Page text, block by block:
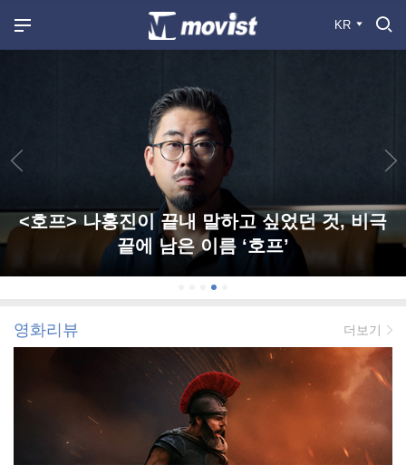
KR
<호프> 나홍진이 끝내 말하고 싶었던 것, 비극
끝에 남은 이름 ‘호프’
영화리뷰 더보기